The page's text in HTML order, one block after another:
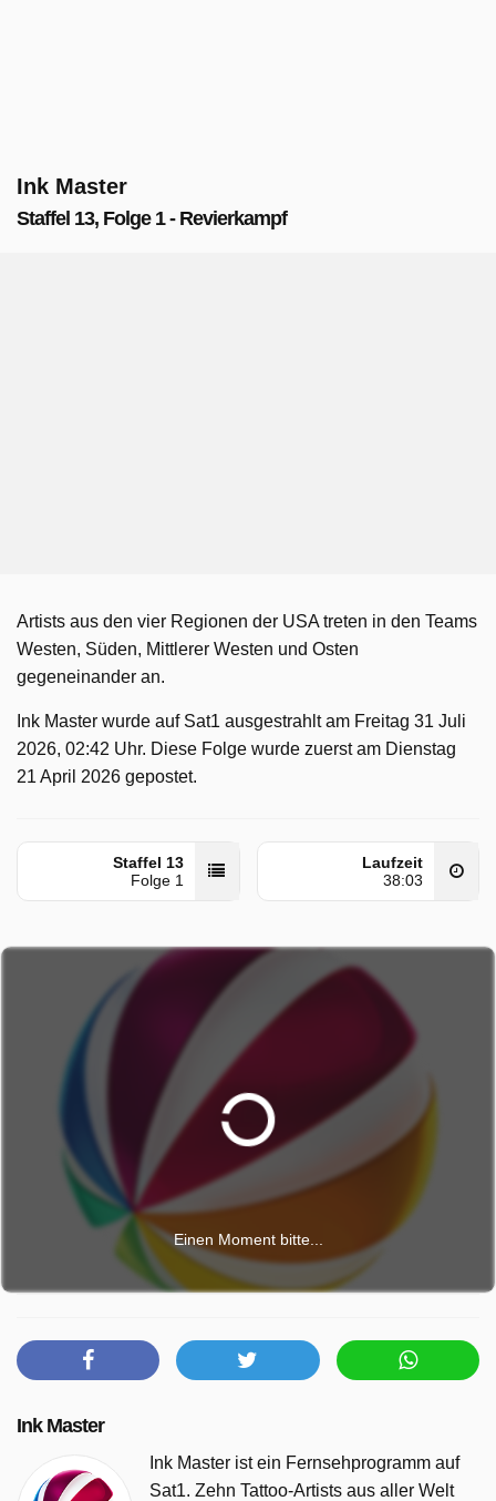
Ink Master
Staffel 13, Folge 1 - Revierkampf
Artists aus den vier Regionen der USA treten in den Teams
Westen, Süden, Mittlerer Westen und Osten
gegeneinander an.
Ink Master wurde auf Sat1 ausgestrahlt am Freitag 31 Juli
2026, 02:42 Uhr. Diese Folge wurde zuerst am Dienstag
21 April 2026 gepostet.
Staffel 13
Folge 1
Laufzeit
38:03
Einen Moment bitte...
Ink Master
Ink Master ist ein Fernsehprogramm auf
Sat1. Zehn Tattoo-Artists aus aller Welt